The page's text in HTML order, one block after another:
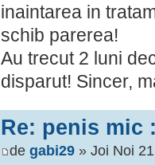
inaintarea in
schib parerea!
Au trecut 2 luni
disparut! Sincer,
Re: penis mic
de gabi29 » Joi Noi